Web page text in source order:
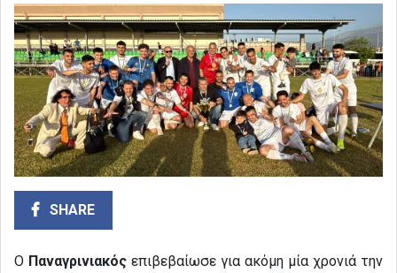
SHARE
Ο Παναγρινιακός επιβεβαίωσε για ακόμη μία χρονιά την